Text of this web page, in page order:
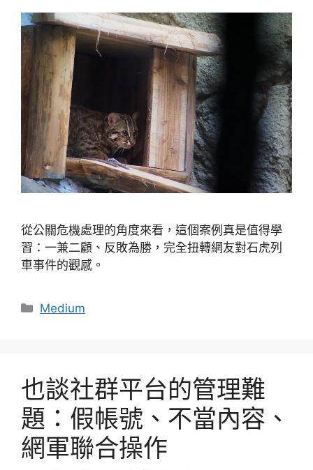
從公關危機處理的角度來看，這個案例真是值得學
習：一兼二顧、反敗為勝，完全扭轉網友對石虎列
車事件的觀感。
分
Medium
也談社群平台的管理難
題：假帳號、不當內容、
網軍聯合操作